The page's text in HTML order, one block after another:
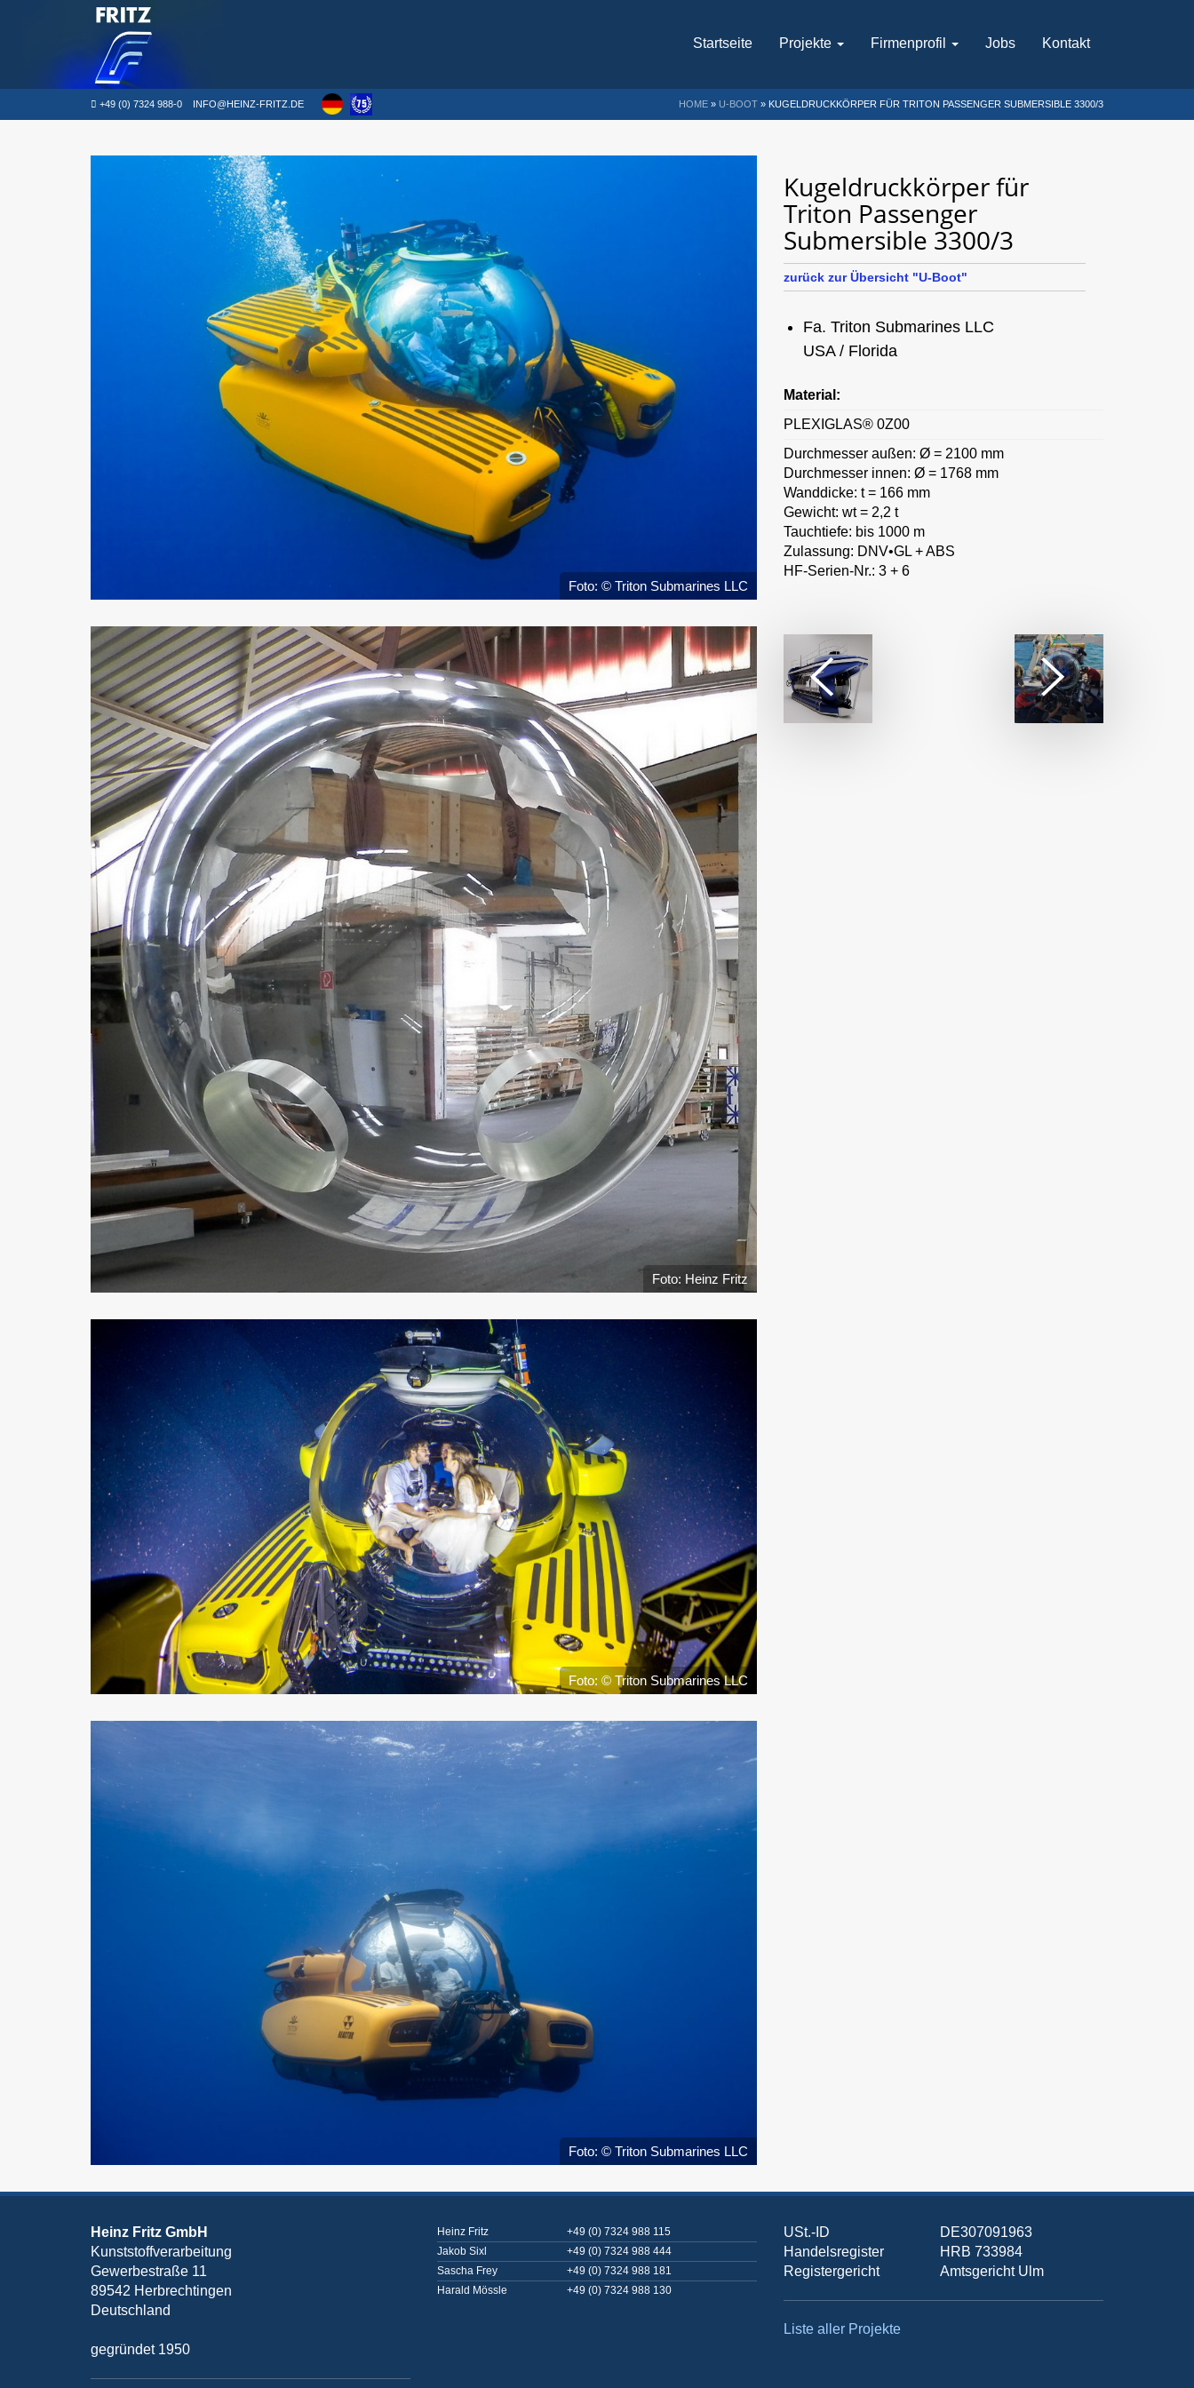
Startseite Projekte Firmenprofil Jobs Kontakt
+49 (0) 7324 988-0 INFO@HEINZ-FRITZ.DE HOME » U-BOOT » KUGELDRUCKKÖRPER FÜR TRITON PASSENGER SUBMERSIBLE 3300/3
Foto: © Triton Submarines LLC
Foto: Heinz Fritz
Foto: © Triton Submarines LLC
Foto: © Triton Submarines LLC
Kugeldruckkörper für
Triton Passenger
Submersible 3300/3
zurück zur Übersicht "U-Boot"
Fa. Triton Submarines LLC
USA / Florida
Material:
PLEXIGLAS® 0Z00
Durchmesser außen: Ø = 2100 mm
Durchmesser innen: Ø = 1768 mm
Wanddicke: t = 166 mm
Gewicht: wt = 2,2 t
Tauchtiefe: bis 1000 m
Zulassung: DNV•GL + ABS
HF-Serien-Nr.: 3 + 6
Heinz Fritz GmbH
Kunststoffverarbeitung
Gewerbestraße 11
89542 Herbrechtingen
Deutschland
gegründet 1950
Heinz Fritz
+49 (0) 7324 988 115
Jakob Sixl
+49 (0) 7324 988 444
Sascha Frey
+49 (0) 7324 988 181
Harald Mössle
+49 (0) 7324 988 130
USt.-ID
DE307091963
Handelsregister
HRB 733984
Registergericht
Amtsgericht Ulm
Liste aller Projekte